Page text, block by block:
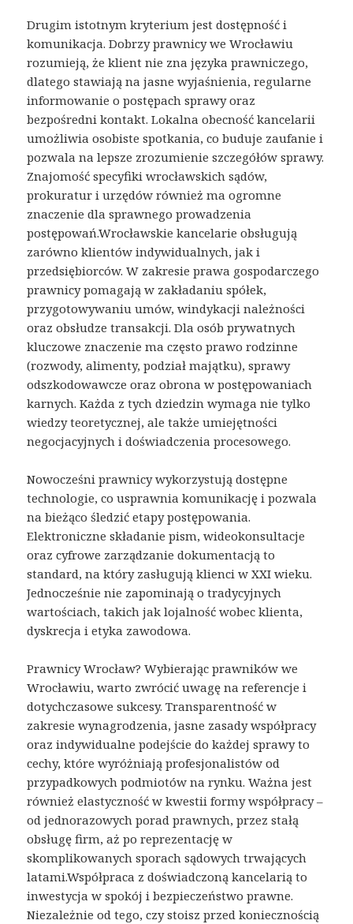
Drugim istotnym kryterium jest dostępność i
komunikacja. Dobrzy prawnicy we Wrocławiu
rozumieją, że klient nie zna języka prawniczego,
dlatego stawiają na jasne wyjaśnienia, regularne
informowanie o postępach sprawy oraz
bezpośredni kontakt. Lokalna obecność kancelarii
umożliwia osobiste spotkania, co buduje zaufanie i
pozwala na lepsze zrozumienie szczegółów sprawy.
Znajomość specyfiki wrocławskich sądów,
prokuratur i urzędów również ma ogromne
znaczenie dla sprawnego prowadzenia
postępowań.Wrocławskie kancelarie obsługują
zarówno klientów indywidualnych, jak i
przedsiębiorców. W zakresie prawa gospodarczego
prawnicy pomagają w zakładaniu spółek,
przygotowywaniu umów, windykacji należności
oraz obsłudze transakcji. Dla osób prywatnych
kluczowe znaczenie ma często prawo rodzinne
(rozwody, alimenty, podział majątku), sprawy
odszkodowawcze oraz obrona w postępowaniach
karnych. Każda z tych dziedzin wymaga nie tylko
wiedzy teoretycznej, ale także umiejętności
negocjacyjnych i doświadczenia procesowego.
Nowocześni prawnicy wykorzystują dostępne
technologie, co usprawnia komunikację i pozwala
na bieżąco śledzić etapy postępowania.
Elektroniczne składanie pism, wideokonsultacje
oraz cyfrowe zarządzanie dokumentacją to
standard, na który zasługują klienci w XXI wieku.
Jednocześnie nie zapominają o tradycyjnych
wartościach, takich jak lojalność wobec klienta,
dyskrecja i etyka zawodowa.
Prawnicy Wrocław? Wybierając prawników we
Wrocławiu, warto zwrócić uwagę na referencje i
dotychczasowe sukcesy. Transparentność w
zakresie wynagrodzenia, jasne zasady współpracy
oraz indywidualne podejście do każdej sprawy to
cechy, które wyróżniają profesjonalistów od
przypadkowych podmiotów na rynku. Ważna jest
również elastyczność w kwestii formy współpracy –
od jednorazowych porad prawnych, przez stałą
obsługę firm, aż po reprezentację w
skomplikowanych sporach sądowych trwających
latami.Współpraca z doświadczoną kancelarią to
inwestycja w spokój i bezpieczeństwo prawne.
Niezależnie od tego, czy stoisz przed koniecznością